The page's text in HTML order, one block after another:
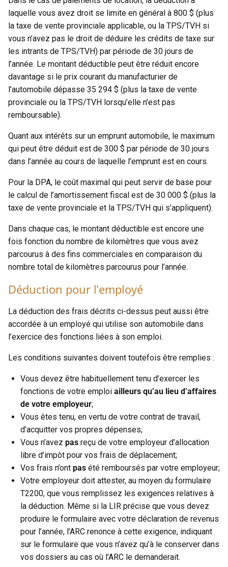
laquelle vous avez droit se limite en général à 800 $ (plus
la taxe de vente provinciale applicable, ou la TPS/TVH si
vous n’avez pas le droit de déduire les crédits de taxe sur
les intrants de TPS/TVH) par période de 30 jours de
l’année. Le montant déductible peut être réduit encore
davantage si le prix courant du manufacturier de
l’automobile dépasse 35 294 $ (plus la taxe de vente
provinciale ou la TPS/TVH lorsqu’elle n’est pas
remboursable).
Quant aux intérêts sur un emprunt automobile, le maximum
qui peut être déduit est de 300 $ par période de 30 jours
dans l’année au cours de laquelle l’emprunt est en cours.
Pour la DPA, le coût maximal qui peut servir de base pour
le calcul de l’amortissement fiscal est de 30 000 $ (plus la
taxe de vente provinciale et la TPS/TVH qui s’appliquent).
Dans chaque cas, le montant déductible est encore une
fois fonction du nombre de kilomètres que vous avez
parcourus à des fins commerciales en comparaison du
nombre total de kilomètres parcourus pour l’année.
Déduction pour l’employé
La déduction des frais décrits ci-dessus peut aussi être
accordée à un employé qui utilise son automobile dans
l’exercice des fonctions liées à son emploi.
Les conditions suivantes doivent toutefois être remplies :
Vous devez être habituellement tenu d’exercer les
fonctions de votre emploi ailleurs qu’au lieu d’affaires
de votre employeur;
Vous êtes tenu, en vertu de votre contrat de travail,
d’acquitter vos propres dépenses;
Vous n’avez pas reçu de votre employeur d’allocation
libre d’impôt pour vos frais de déplacement;
Vos frais n’ont pas été remboursés par votre employeur;
Votre employeur doit attester, au moyen du formulaire
T2200, que vous remplissez les exigences relatives à
la déduction. Même si la LIR précise que vous devez
produire le formulaire avec votre déclaration de revenus
pour l’année, l’ARC renonce à cette exigence, indiquant
sur le formulaire que vous n’avez qu’à le conserver dans
vos dossiers au cas où l’ARC le demanderait.